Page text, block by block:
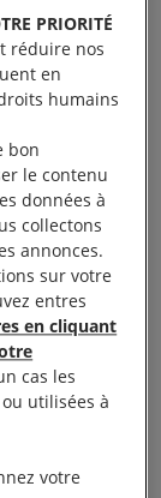
Dans
avons
en ne
pour faire
entre
contre
PRIORITÉ
réduire nos
en
humains
bon
le contenu
données à
collectons
annonces.
sur votre
entres
en cliquant
cas les
utilisées à
votre